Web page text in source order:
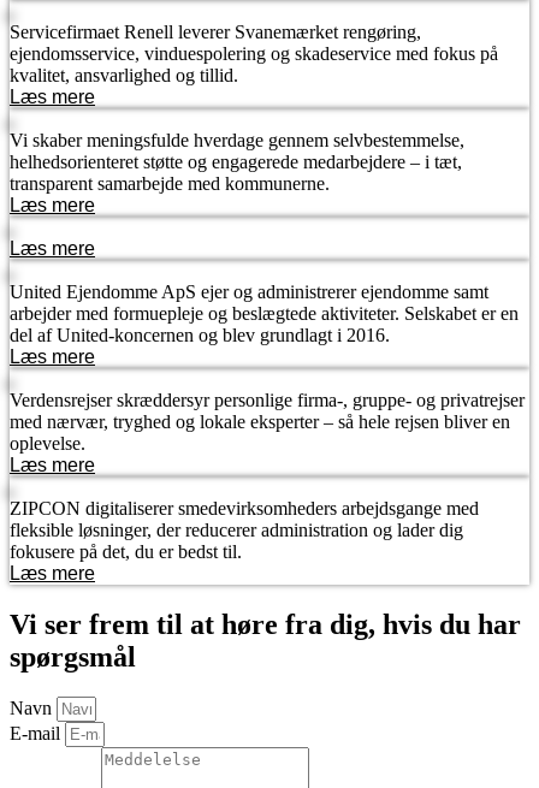
Servicefirmaet Renell leverer Svanemærket rengøring,
ejendomsservice, vinduespolering og skadeservice med fokus på
kvalitet, ansvarlighed og tillid.
Læs mere
Vi skaber meningsfulde hverdage gennem selvbestemmelse,
helhedsorienteret støtte og engagerede medarbejdere – i tæt,
transparent samarbejde med kommunerne.
Læs mere
Læs mere
United Ejendomme ApS ejer og administrerer ejendomme samt
arbejder med formuepleje og beslægtede aktiviteter. Selskabet er en
del af United-koncernen og blev grundlagt i 2016.
Læs mere
Verdensrejser skræddersyr personlige firma-, gruppe- og privatrejser
med nærvær, tryghed og lokale eksperter – så hele rejsen bliver en
oplevelse.
Læs mere
ZIPCON digitaliserer smedevirksomheders arbejdsgange med
fleksible løsninger, der reducerer administration og lader dig
fokusere på det, du er bedst til.
Læs mere
Vi ser frem til at høre fra dig, hvis du har
spørgsmål
Navn
E-mail